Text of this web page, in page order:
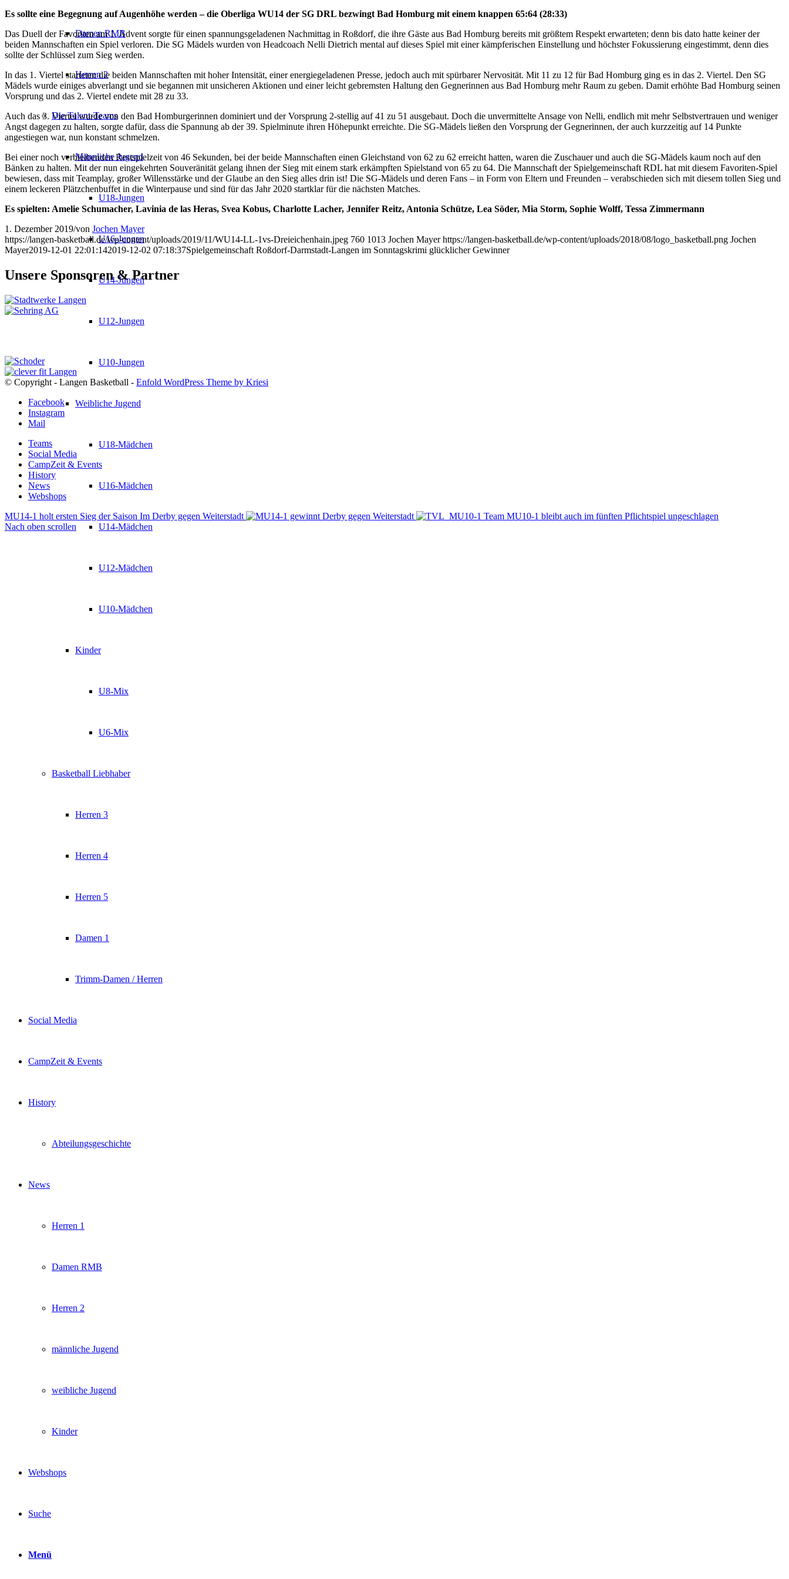
Damen RMB
Herren 2
Die Talent-Teams
Männliche Jugend
U18-Jungen
U16-Jungen
U14-Jungen
U12-Jungen
U10-Jungen
Weibliche Jugend
U18-Mädchen
U16-Mädchen
U14-Mädchen
U12-Mädchen
U10-Mädchen
Kinder
U8-Mix
U6-Mix
Basketball Liebhaber
Herren 3
Herren 4
Herren 5
Damen 1
Trimm-Damen / Herren
Social Media
CampZeit & Events
History
Abteilungsgeschichte
News
Herren 1
Damen RMB
Herren 2
männliche Jugend
weibliche Jugend
Kinder
Webshops
Suche
Menü
Es sollte eine Begegnung auf Augenhöhe werden – die Oberliga WU14 der SG DRL bezwingt Bad Homburg mit einem knappen 65:64 (28:33)
Das Duell der Favoriten am 1. Advent sorgte für einen spannungsgeladenen Nachmittag in Roßdorf, die ihre Gäste aus Bad Homburg bereits mit größtem Respekt erwarteten; denn bis dato hatte keiner der
beiden Mannschaften ein Spiel verloren. Die SG Mädels wurden von Headcoach Nelli Dietrich mental auf dieses Spiel mit einer kämpferischen Einstellung und höchster Fokussierung eingestimmt, denn dies
sollte der Schlüssel zum Sieg werden.
In das 1. Viertel starteten die beiden Mannschaften mit hoher Intensität, einer energiegeladenen Presse, jedoch auch mit spürbarer Nervosität. Mit 11 zu 12 für Bad Homburg ging es in das 2. Viertel. Den SG
Mädels wurde einiges abverlangt und sie begannen mit unsicheren Aktionen und einer leicht gebremsten Haltung den Gegnerinnen aus Bad Homburg mehr Raum zu geben. Damit erhöhte Bad Homburg seinen
Vorsprung und das 2. Viertel endete mit 28 zu 33.
Auch das 3. Viertel wurde von den Bad Homburgerinnen dominiert und der Vorsprung 2-stellig auf 41 zu 51 ausgebaut. Doch die unvermittelte Ansage von Nelli, endlich mit mehr Selbstvertrauen und weniger
Angst dagegen zu halten, sorgte dafür, dass die Spannung ab der 39. Spielminute ihren Höhepunkt erreichte. Die SG-Mädels ließen den Vorsprung der Gegnerinnen, der auch kurzzeitig auf 14 Punkte
angestiegen war, nun konstant schmelzen.
Bei einer noch verbleibenden Restspielzeit von 46 Sekunden, bei der beide Mannschaften einen Gleichstand von 62 zu 62 erreicht hatten, waren die Zuschauer und auch die SG-Mädels kaum noch auf den
Bänken zu halten. Mit der nun eingekehrten Souveränität gelang ihnen der Sieg mit einem stark erkämpften Spielstand von 65 zu 64. Die Mannschaft der Spielgemeinschaft RDL hat mit diesem Favoriten-Spiel
bewiesen, dass mit Teamplay, großer Willensstärke und der Glaube an den Sieg alles drin ist! Die SG-Mädels und deren Fans – in Form von Eltern und Freunden – verabschieden sich mit diesem tollen Sieg und
einem leckeren Plätzchenbuffet in die Winterpause und sind für das Jahr 2020 startklar für die nächsten Matches.
Es spielten: Amelie Schumacher, Lavinia de las Heras, Svea Kobus, Charlotte Lacher, Jennifer Reitz, Antonia Schütze, Lea Söder, Mia Storm, Sophie Wolff, Tessa Zimmermann
1. Dezember 2019/von Jochen Mayer
https://langen-basketball.de/wp-content/uploads/2019/11/WU14-LL-1vs-Dreieichenhain.jpeg 760 1013 Jochen Mayer https://langen-basketball.de/wp-content/uploads/2018/08/logo_basketball.png Jochen
Mayer2019-12-01 22:01:142019-12-02 07:18:37Spielgemeinschaft Roßdorf-Darmstadt-Langen im Sonntagskrimi glücklicher Gewinner
Unsere Sponsoren & Partner
© Copyright - Langen Basketball - Enfold WordPress Theme by Kriesi
Facebook
Instagram
Mail
Teams
Social Media
CampZeit & Events
History
News
Webshops
MU14-1 holt ersten Sieg der Saison Im Derby gegen Weiterstadt
MU10-1 bleibt auch im fünften Pflichtspiel ungeschlagen
Nach oben scrollen